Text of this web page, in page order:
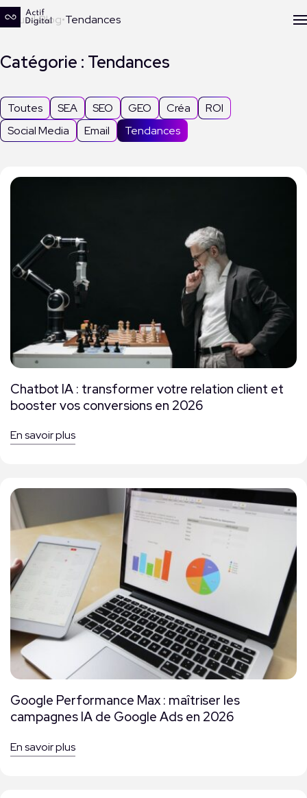
Accueil Blog Tendances
Catégorie : Tendances
Toutes SEA SEO GEO Créa
ROI
Social Media
Email Tendances
Chatbot IA : transformer votre relation client et
booster vos conversions en 2026
En savoir plus
Google Performance Max : maîtriser les
campagnes IA de Google Ads en 2026
En savoir plus